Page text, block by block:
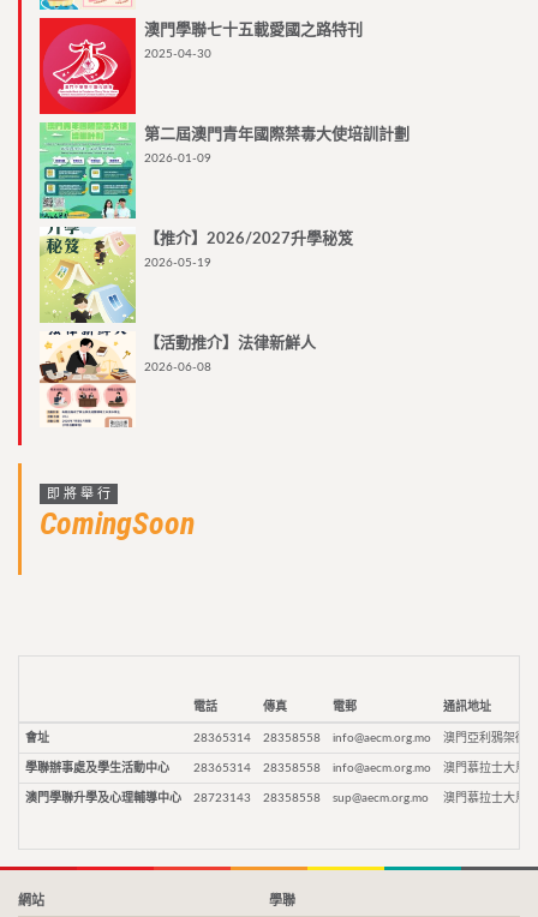
澳門學聯七十五載愛國之路特刊
2025-04-30
第二屆澳門青年國際禁毒大使培訓計劃
2026-01-09
【推介】2026/2027升學秘笈
2026-05-19
【活動推介】法律新鮮人
2026-06-08
即將舉行
ComingSoon
電話 傳真 電郵 通訊地址
會址 28365314 28358558 info@aecm.org.mo 澳門亞利鴉架街9
學聯辦事處及學生活動中心 28365314 28358558 info@aecm.org.mo 澳門慕拉士大馬
澳門學聯升學及心理輔導中心 28723143 28358558 sup@aecm.org.mo 澳門慕拉士大馬
網站 學聯